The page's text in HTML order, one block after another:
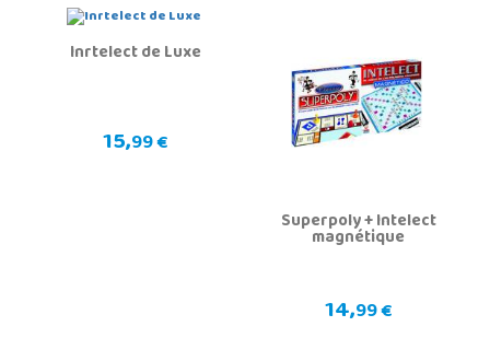
Inrtelect de Luxe
15,99 €
Superpoly + Intelect
magnétique
14,99 €